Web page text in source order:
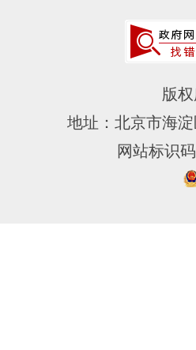
版
地址：北京市海
网站标识